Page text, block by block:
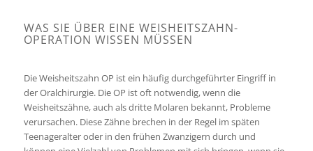
WAS SIE ÜBER EINE WEISHEITSZAHN-
OPERATION WISSEN MÜSSEN
Die Weisheitszahn OP ist ein häufig durchgeführter Eingriff in
der Oralchirurgie. Die OP ist oft notwendig, wenn die
Weisheitszähne, auch als dritte Molaren bekannt, Probleme
verursachen. Diese Zähne brechen in der Regel im späten
Teenageralter oder in den frühen Zwanzigern durch und